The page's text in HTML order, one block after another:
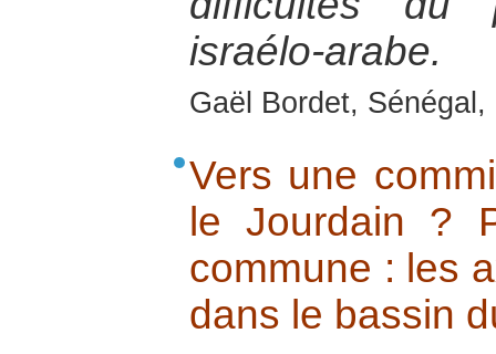
israélo-arabe.
Gaël Bordet,
Vers une
le Jourdain ?
commune : les
dans le bassin